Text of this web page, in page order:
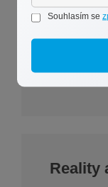
Reality
Souhlasím se